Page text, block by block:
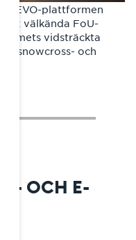
R-EVO-plattformen
välkända FoU-
vidsträckta
snowcross- och
OCH E-